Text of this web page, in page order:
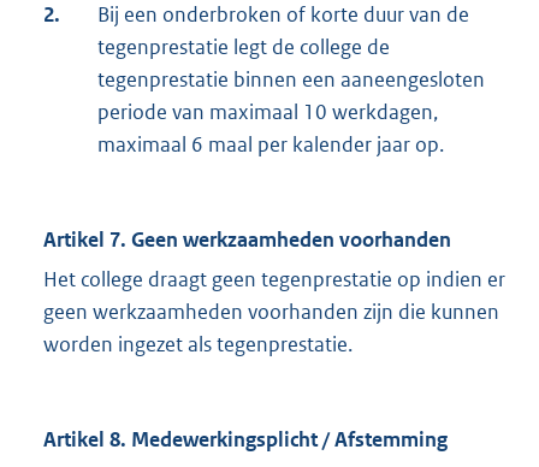
2.
Bij een onderbroken of korte duur van de
tegenprestatie legt de college de
tegenprestatie binnen een aaneengesloten
periode van maximaal 10 werkdagen,
maximaal 6 maal per kalender jaar op.
Artikel 7. Geen werkzaamheden voorhanden
Het college draagt geen tegenprestatie op indien er
geen werkzaamheden voorhanden zijn die kunnen
worden ingezet als tegenprestatie.
Artikel 8. Medewerkingsplicht / Afstemming